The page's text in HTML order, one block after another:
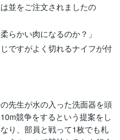
並をご注文されましたの
らかい肉になるのか？」
ですがよく切れるナイフが付
先生が水の入った洗面器を頭
競争をするという提案をし
り、部員と戦って1枚でも札